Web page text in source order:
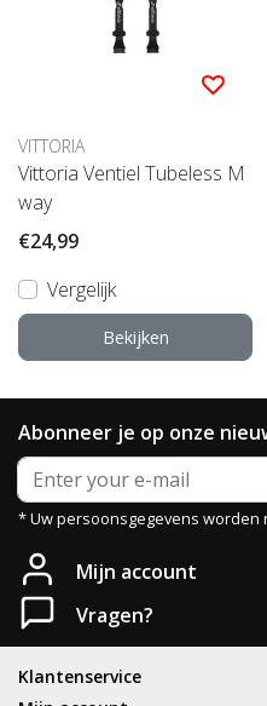
VITTORIA
Vittoria Ventiel Tubeless M
way
€24,99
Vergelijk
Bekijken
Abonneer je op onze
* Uw persoonsgegevens worden
Mijn account
Vragen?
Klantenservice